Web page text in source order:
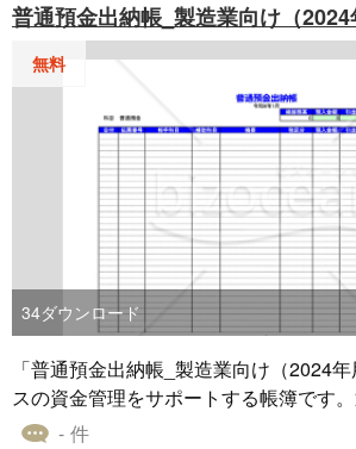
だき、業務の効率化にお役立てくださ
普通預金出納帳_製造業向け（2024
無料
34ダウンロード
「普通預金出納帳_製造業向け（2024
スの資金管理をサポートする帳簿です
え、製造業特有の取引明細を管理・記
- 件